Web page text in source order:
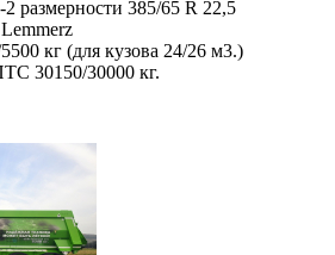
размерности 385/65 R 22,5
кг (для кузова 24/26 м3.)
30150/30000 кг.